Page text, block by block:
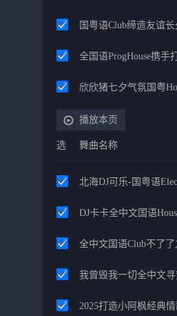
国粤语Club缔造友谊
全国语ProgHouse携
欣欣猪七夕气氛国粤
播放本页
选 舞曲名称
北海DJ可乐-国粤语
DJ卡卡全中文国语
全中文国语Club不了
我曾毁我一切全中文
2025打造小阿枫经典